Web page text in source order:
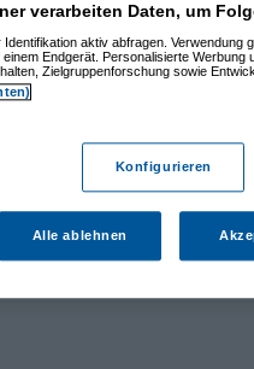
verarbeiten Daten, um
aktiv abfragen. Verwendung
Endgerät. Personalisierte Werbung
Zielgruppenforschung sowie
Konfigurieren
Alle ablehnen